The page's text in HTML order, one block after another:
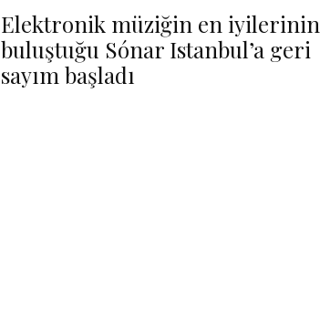
Elektronik müziğin en iyilerinin
buluştuğu Sónar Istanbul’a geri
sayım başladı